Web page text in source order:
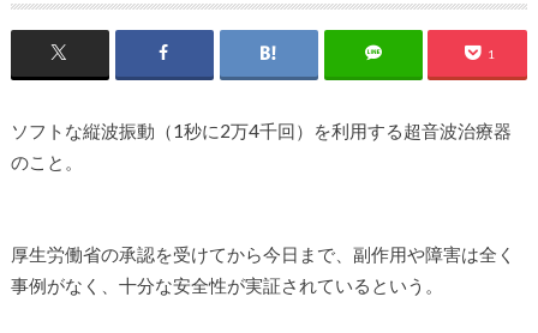
1
ソフトな縦波振動（1秒に2万4千回）を利用する超音波治療器
のこと。
厚生労働省の承認を受けてから今日まで、副作用や障害は全く
事例がなく、十分な安全性が実証されているという。